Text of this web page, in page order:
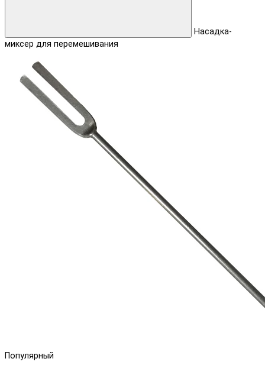
Насадка-
миксер для перемешивания
Популярный